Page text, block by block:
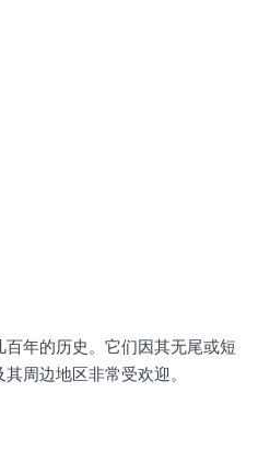
年的历史。它们因其无尾或短
周边地区非常受欢迎。